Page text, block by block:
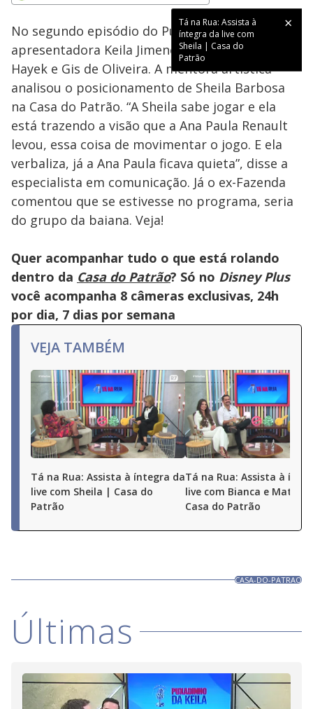
Tá na Rua: Assista à
íntegra da live com
Sheila | Casa do
Patrão
Ativar
No segundo episódio do Puxadinho da Keila, a
apresentadora Keila Jimenez recebeu Nizam
Hayek e Gis de Oliveira. A mentora artística
analisou o posicionamento de Sheila Barbosa
na Casa do Patrão. “A Sheila sabe jogar e ela
está trazendo a visão que a Ana Paula Renault
levou, essa coisa de movimentar o jogo. E ela
verbaliza, já a Ana Paula ficava quieta”, disse a
especialista em comunicação. Já o ex-Fazenda
comentou que se estivesse no programa, seria
do grupo da baiana. Veja!
Quer acompanhar tudo o que está rolando
dentro da Casa do Patrão? Só no Disney Plus
você acompanha 8 câmeras exclusivas, 24h
por dia, 7 dias por semana
VEJA TAMBÉM
Tá na Rua: Assista à íntegra da
live com Sheila | Casa do
Patrão
Tá na Rua: Assista à
live com Bianca e
Casa do Patrão
CASA-DO-PATRAO
Últimas